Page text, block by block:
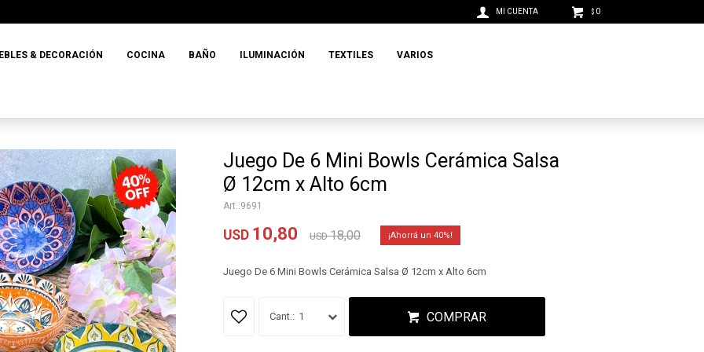
& DECORACIÓN COCINA BAÑO ILUMINACIÓN TEXTILES VARIOS
$ 0
Juego De 6 Mini Bowls Cerámica Salsa
Ø 12cm x Alto 6cm
9691
USD 10,80 USD 18,00 40
Juego De 6 Mini Bowls Cerámica Salsa Ø 12cm x Alto 6cm
1 COMPRAR